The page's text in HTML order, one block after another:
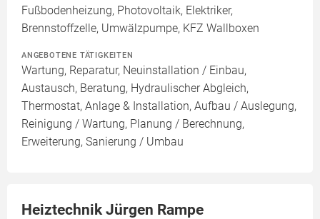
Fußbodenheizung, Photovoltaik, Elektriker,
Brennstoffzelle, Umwälzpumpe, KFZ Wallboxen
ANGEBOTENE TÄTIGKEITEN
Wartung, Reparatur, Neuinstallation / Einbau,
Austausch, Beratung, Hydraulischer Abgleich,
Thermostat, Anlage & Installation, Aufbau / Auslegung,
Reinigung / Wartung, Planung / Berechnung,
Erweiterung, Sanierung / Umbau
Heiztechnik Jürgen Rampe